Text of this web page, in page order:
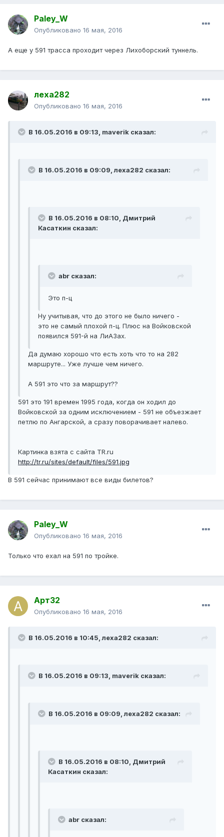
Paley_W
Опубликовано 16 мая, 2016
А еще у 591 трасса проходит через Лихоборский туннель.
леха282
Опубликовано 16 мая, 2016
В 16.05.2016 в 09:13, maverik сказал:
В 16.05.2016 в 09:09, леха282 сказал:
В 16.05.2016 в 08:10, Дмитрий
Касаткин сказал:
abr сказал:
Это п-ц
Ну учитывая, что до этого не было ничего -
это не самый плохой п-ц. Плюс на Войковской
появился 591-й на ЛиАЗах.
Да думаю хорошо что есть хоть что то на 282
маршруте... Уже лучше чем ничего.
А 591 это что за маршрут??
591 это 191 времен 1995 года, когда он ходил до
Войковской за одним исключением - 591 не объезжает
петлю по Ангарской, а сразу поворачивает налево.
Картинка взята с сайта TR.ru
http://tr.ru/sites/default/files/591.jpg
В 591 сейчас принимают все виды билетов?
Paley_W
Опубликовано 16 мая, 2016
Только что ехал на 591 по тройке.
Арт32
Опубликовано 16 мая, 2016
В 16.05.2016 в 10:45, леха282 сказал:
В 16.05.2016 в 09:13, maverik сказал:
В 16.05.2016 в 09:09, леха282 сказал:
В 16.05.2016 в 08:10, Дмитрий
Касаткин сказал:
abr сказал: